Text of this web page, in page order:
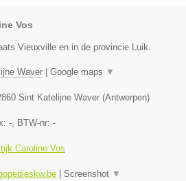
Vos
Vieuxville en in de provincie Luik.
Waver Google maps ▼
Sint Katelijne Waver (Antwerpen)
-, BTW-nr: -
Caroline Vos
Screenshot ▼